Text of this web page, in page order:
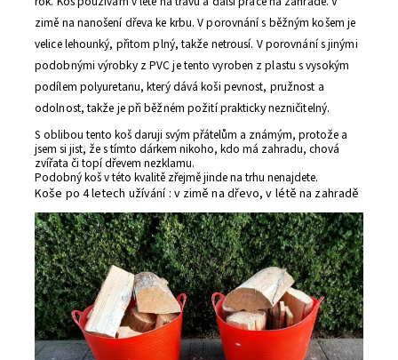
zimě na nanošení dřeva ke krbu. V porovnání s běžným košem je
velice lehounký, přitom plný, takže netrousí. V porovnání s jinými
podobnými výrobky z PVC je tento vyroben z plastu s vysokým
podílem polyuretanu, který dává koši pevnost, pružnost a
odolnost, takže je při běžném požití prakticky nezničitelný.
S oblibou tento koš daruji svým přátelům a známým, protože a
jsem si jist, že s tímto dárkem nikoho, kdo má zahradu, chová
zvířata či topí dřevem nezklamu.
Podobný koš v této kvalitě zřejmě jinde na trhu nenajdete.
Koše po 4 letech užívání : v zimě na dřevo, v létě na zahradě